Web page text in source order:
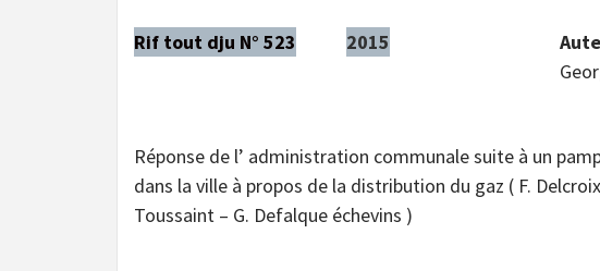
Rif tout dju N° 523 2015
Réponse de l’ administration communale suite à un
dans la ville à propos de la distribution du gaz ( F.
Toussaint – G. Defalque échevins )